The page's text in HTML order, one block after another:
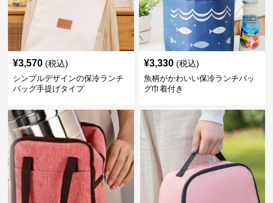
¥3,570 (税込)
シンプルデザインの保冷ランチ
バッグ手提げタイプ
¥3,330 (税込)
魚柄がかわいい保冷ランチバッ
グ巾着付き